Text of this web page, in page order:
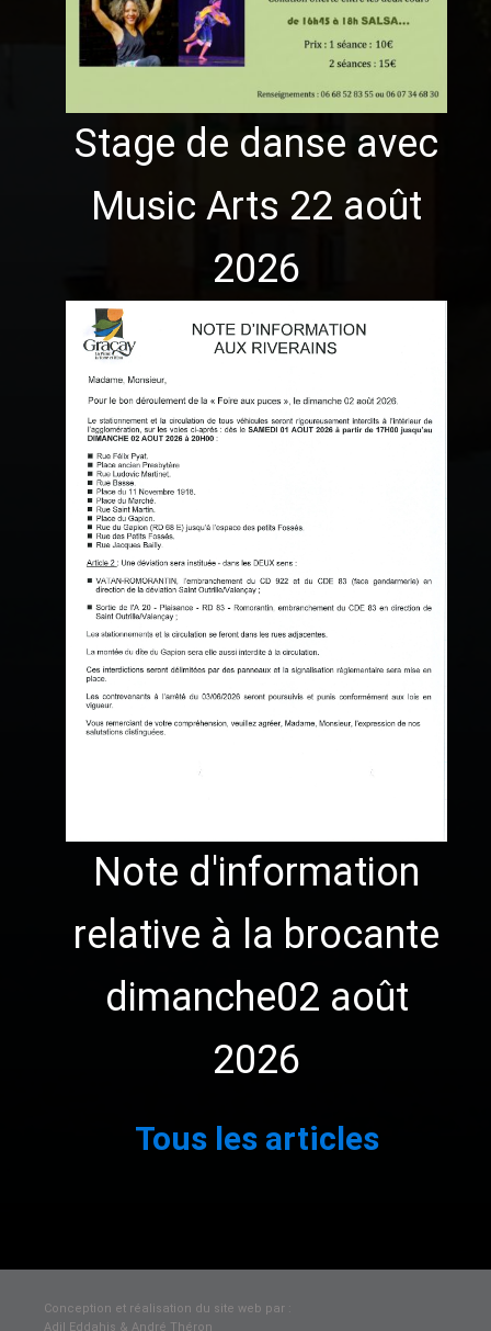
Stage de danse avec
Music Arts 22 août
2026
Note d'information
relative à la brocante
dimanche02 août
2026
Tous les articles
Conception et réalisation du site web par :
Adil Eddahis & André Théron